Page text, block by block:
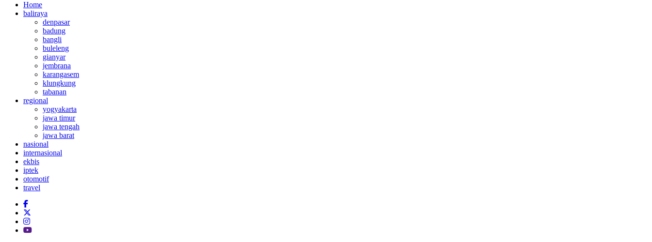
Home
baliraya
denpasar
badung
bangli
buleleng
gianyar
jembrana
karangasem
klungkung
tabanan
regional
yogyakarta
jawa timur
jawa tengah
jawa barat
nasional
internasional
ekbis
iptek
otomotif
travel